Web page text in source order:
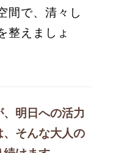
間で、清々し
整えましょ
、明日への活力
そんな大人の